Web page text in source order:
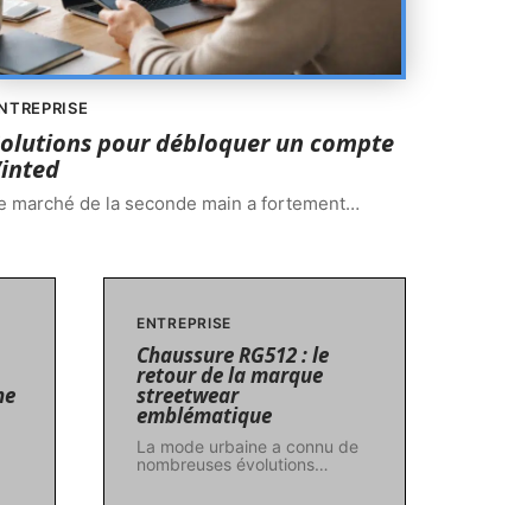
pour débloquer un compte
marché de la seconde main a fortement…
ENTREPRISE
Chaussure RG512 : le
retour de la marque
streetwear
emblématique
La mode urbaine a connu de
nombreuses évolutions…